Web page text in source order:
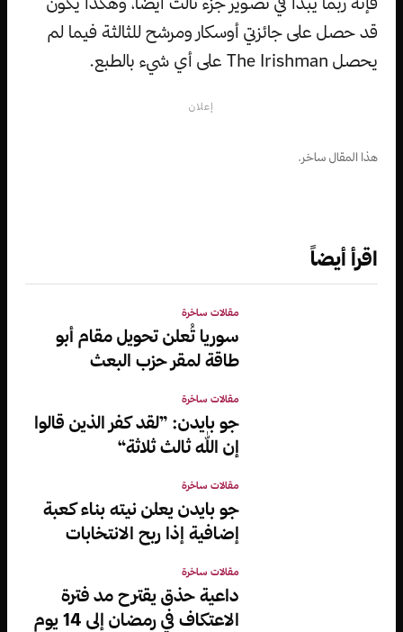
قد حصل على جائزتي أوسكار ومرشح للثالثة فيما لم
يحصل The Irishman على أي شيء بالطبع.
إعلان
هذا المقال ساخر.
اقرأ أيضاً
مقالات ساخرة
سوريا تُعلن تحويل مقام أبو
طاقة لمقر حزب البعث
مقالات ساخرة
جو بايدن: ”لقد كفر الذين قالوا
إن الله ثالث ثلاثة“
مقالات ساخرة
جو بايدن يعلن نيته بناء كعبة
إضافية إذا ربح الانتخابات
مقالات ساخرة
داعية حذق يقترح مد فترة
الاعتكاف في رمضان إلى 14 يوم